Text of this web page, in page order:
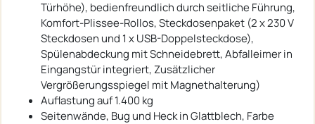
Türhöhe), bedienfreundlich durch seitliche Führung,
Komfort-Plissee-Rollos, Steckdosenpaket (2 x 230 V
Steckdosen und 1 x USB-Doppelsteckdose),
Spülenabdeckung mit Schneidebrett, Abfalleimer in
Eingangstür integriert, Zusätzlicher
Vergrößerungsspiegel mit Magnethalterung)
Auflastung auf 1.400 kg
Seitenwände, Bug und Heck in Glattblech, Farbe